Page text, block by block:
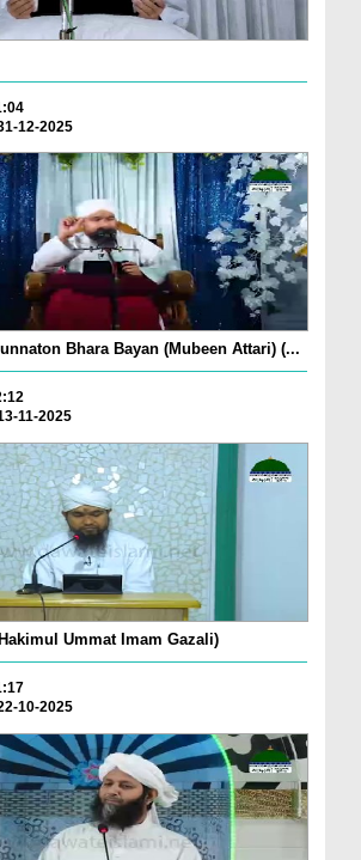
12-2025
Bhara Bayan (Mubeen Attari) (...
11-2025
(Hakimul Ummat Imam Gazali)
10-2025